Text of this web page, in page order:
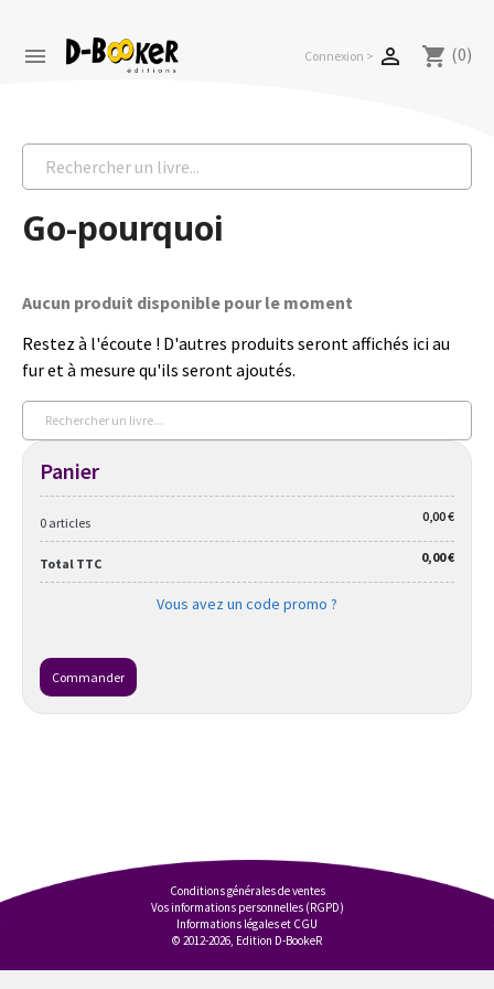
 Connexion >  shopping_cart (0)
Go-pourquoi
Aucun produit disponible pour le moment
Restez à l'écoute ! D'autres produits seront affichés ici au
fur et à mesure qu'ils seront ajoutés.
Panier
0 articles 0,00 €
Total TTC 0,00 €
Vous avez un code promo ?
Commander
Conditions générales de ventes
Vos informations personnelles (RGPD)
Informations légales et CGU
© 2012-2026, Edition D-BookeR